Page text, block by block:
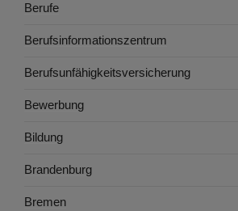
Berufe
Berufsinformationszentrum
Berufsunfähigkeitsversicherung
Bewerbung
Bildung
Brandenburg
Bremen